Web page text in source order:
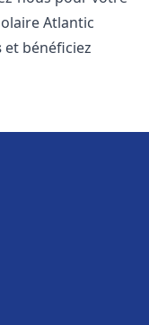
Atlantic
et bénéficiez